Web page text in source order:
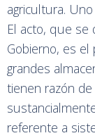
agricultura.
El acto, que se
Gobierno, es el
grandes
tienen razón
referente a